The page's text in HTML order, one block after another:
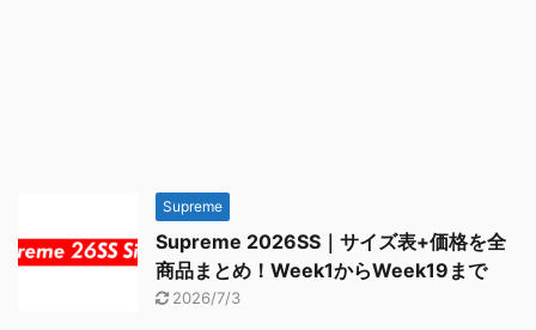
Supreme
Supreme 2026SS｜サイズ表+価格を全
商品まとめ！Week1からWeek19まで
2026/7/3